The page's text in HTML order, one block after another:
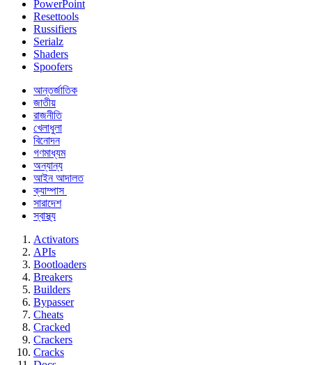
PowerPoint
Resettools
Russifiers
Serialz
Shaders
Spoofers
আন্তর্জাতিক
জাতীয়
রাজনীতি
খেলাধুলা
বিনোদন
গণমাধ্যম
অন্যান্য
আইন আদালত
ক্যাম্পাস
সারাদেশ
স্বাস্থ্য
Activators
APIs
Bootloaders
Breakers
Builders
Bypasser
Cheats
Cracked
Crackers
Cracks